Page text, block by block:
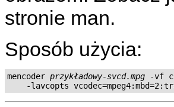
stronie man.
Sposób użycia:
mencoder przykładowy-svcd.mpg -vf
-lavcopts